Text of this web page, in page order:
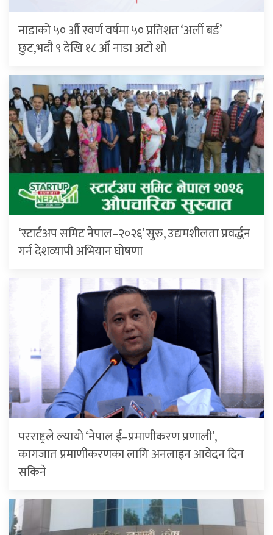
नाडाको ५० औँ स्वर्ण वर्षमा ५० प्रतिशत ‘अर्ली बर्ड’
छुट,भदौ ९ देखि १८ औँ नाडा अटो शो
‘स्टार्टअप समिट नेपाल–२०२६’ सुरु, उद्यमशीलता प्रवर्द्धन
गर्न देशव्यापी अभियान घोषणा
परराष्ट्रले ल्यायो ‘नेपाल ई–प्रमाणीकरण प्रणाली’,
कागजात प्रमाणीकरणका लागि अनलाइन आवेदन दिन
सकिने